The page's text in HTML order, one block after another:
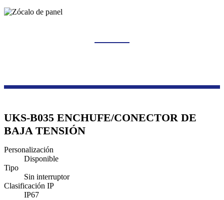
UKS-B035 ENCHUFE/CONECTOR DE
BAJA TENSIÓN
Personalización
Disponible
Tipo
Sin interruptor
Clasificación IP
IP67